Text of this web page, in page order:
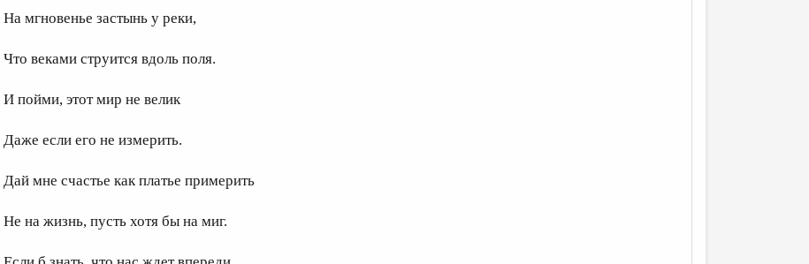
На мгновенье застынь у реки,
Что веками струится вдоль поля.
И пойми, этот мир не велик
Даже если его не измерить.
Дай мне счастье как платье примерить
Не на жизнь, пусть хотя бы на миг.